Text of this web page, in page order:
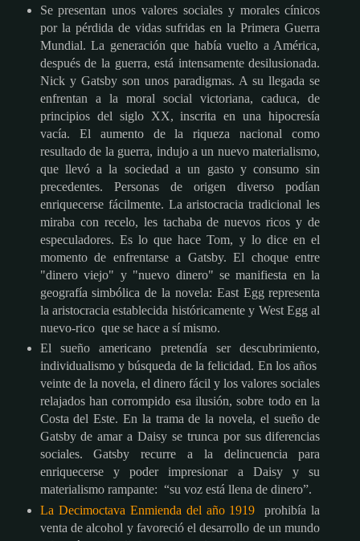
Se presentan unos valores sociales y morales cínicos
por la pérdida de vidas sufridas en la Primera Guerra
Mundial. La generación que había vuelto a América,
después de la guerra, está intensamente desilusionada.
Nick y Gatsby son unos paradigmas. A su llegada se
enfrentan a la moral social victoriana, caduca, de
principios del siglo XX, inscrita en una hipocresía
vacía. El aumento de la riqueza nacional como
resultado de la guerra, indujo a un nuevo materialismo,
que llevó a la sociedad a un gasto y consumo sin
precedentes. Personas de origen diverso podían
enriquecerse fácilmente. La aristocracia tradicional les
miraba con recelo, les tachaba de nuevos ricos y de
especuladores. Es lo que hace Tom, y lo dice en el
momento de enfrentarse a Gatsby. El choque entre
"dinero viejo" y "nuevo dinero" se manifiesta en la
geografía simbólica de la novela: East Egg representa
la aristocracia establecida históricamente y West Egg al
nuevo-rico que se hace a sí mismo.
El sueño americano pretendía ser descubrimiento,
individualismo y búsqueda de la felicidad. En los años
veinte de la novela, el dinero fácil y los valores sociales
relajados han corrompido esa ilusión, sobre todo en la
Costa del Este. En la trama de la novela, el sueño de
Gatsby de amar a Daisy se trunca por sus diferencias
sociales. Gatsby recurre a la delincuencia para
enriquecerse y poder impresionar a Daisy y su
materialismo rampante: “su voz está llena de dinero”.
La Decimoctava Enmienda del año 1919
prohibía la
venta de alcohol y favoreció el desarrollo de un mundo